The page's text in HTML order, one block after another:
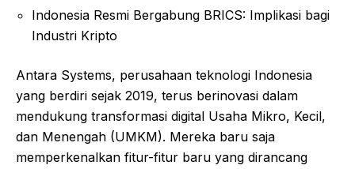
Indonesia Resmi Bergabung BRICS: Implikasi bagi
Industri Kripto
Antara Systems, perusahaan teknologi Indonesia
yang berdiri sejak 2019, terus berinovasi dalam
mendukung transformasi digital Usaha Mikro, Kecil,
dan Menengah (UMKM). Mereka baru saja
memperkenalkan fitur-fitur baru yang dirancang